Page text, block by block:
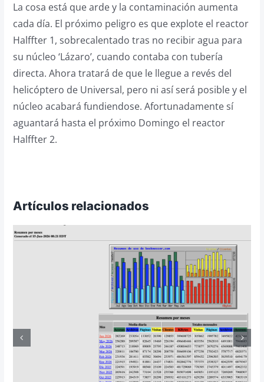
Buscar:
La cosa está que arde y la contaminación aumenta
cada día. El próximo peligro es que explote el reactor
Halffter 1, sobrecalentado tras no recibir agua para
su núcleo ‘Lázaro’, cuando contaba con tubería
directa. Ahora tratará de que le llegue a revés del
helicóptero de Universal, pero ni así será posible y el
núcleo acabará fundiendose. Afortunadamente sí
aguantará hasta el próximo Domingo el reactor
Halffter 2.
Artículos relacionados